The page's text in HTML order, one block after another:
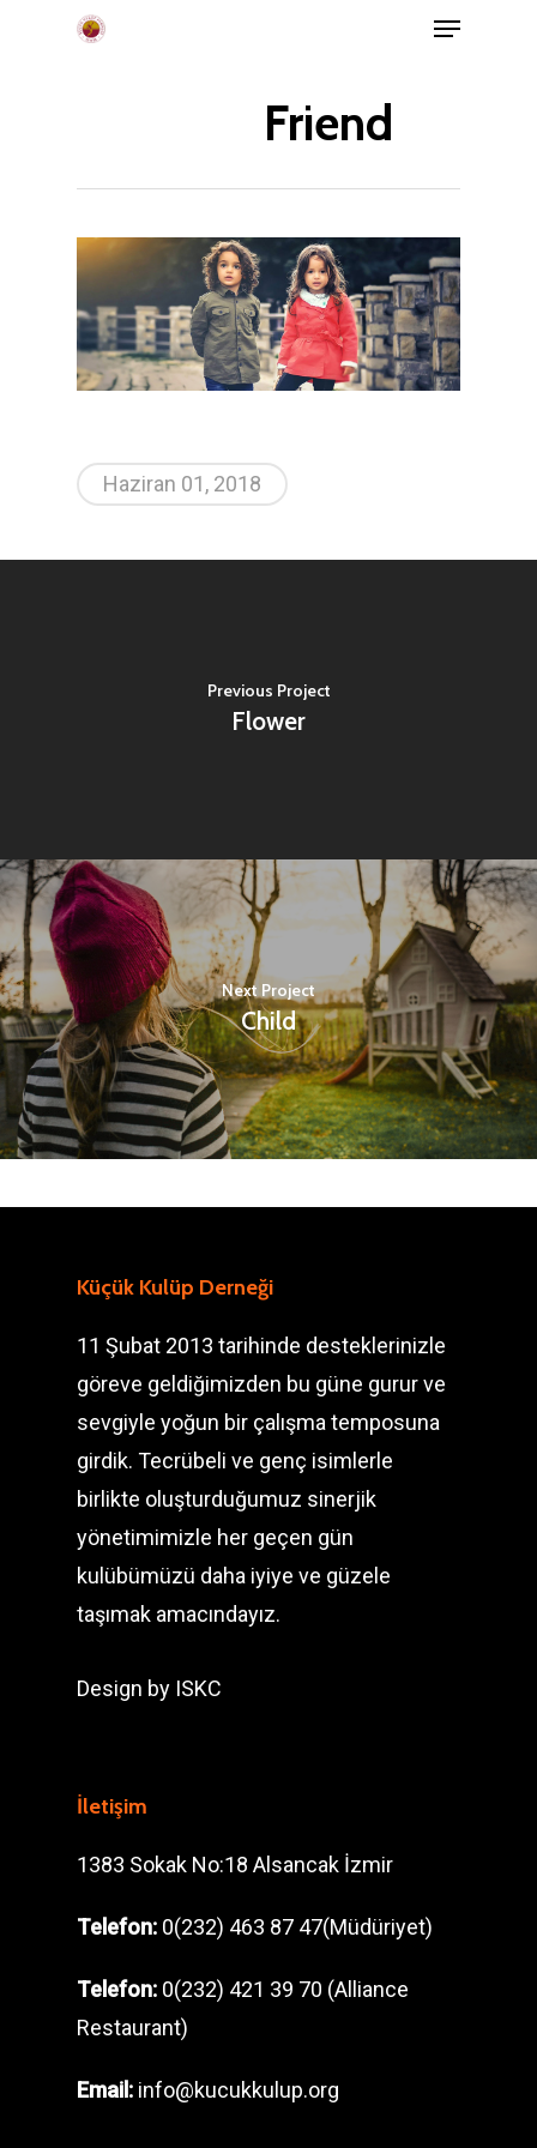
Menu
Friend
Haziran 01, 2018
Previous Project
Flower
Next Project
Child
Küçük Kulüp Derneği
11 Şubat 2013 tarihinde desteklerinizle
göreve geldiğimizden bu güne gurur ve
sevgiyle yoğun bir çalışma temposuna
girdik. Tecrübeli ve genç isimlerle
birlikte oluşturduğumuz sinerjik
yönetimimizle her geçen gün
kulübümüzü daha iyiye ve güzele
taşımak amacındayız.
Design by ISKC
İletişim
1383 Sokak No:18 Alsancak İzmir
Telefon: 0(232) 463 87 47(Müdüriyet)
Telefon: 0(232) 421 39 70 (Alliance
Restaurant)
Email: info@kucukkulup.org